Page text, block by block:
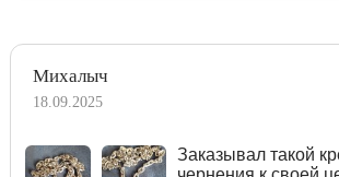
Михалыч
18.09.2025
Заказывал такой